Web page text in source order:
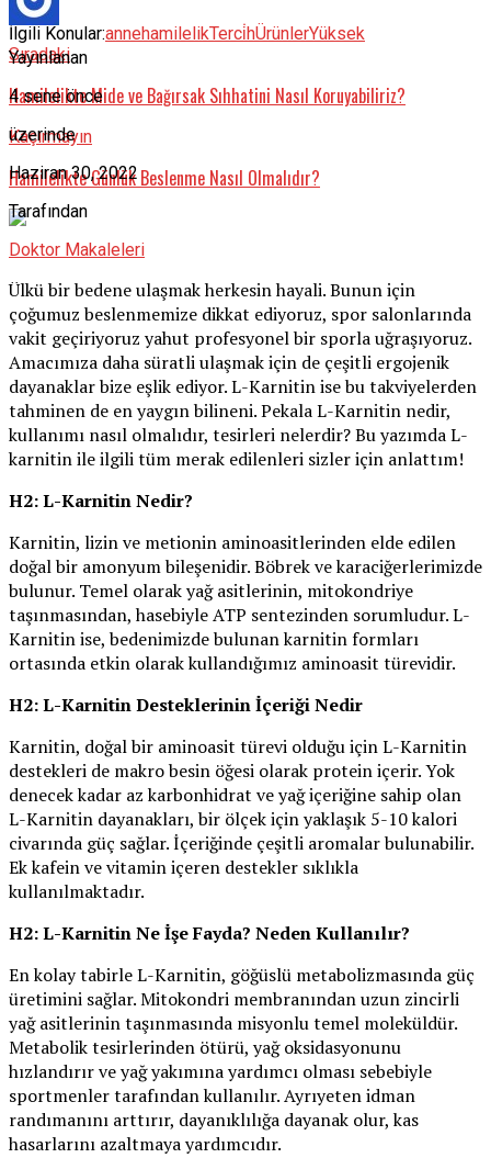
İlgili Konular:annehamilelikTerci̇hÜrünlerYüksek
Sıradaki
Hamilelikte Mide ve Bağırsak Sıhhatini Nasıl Koruyabiliriz?
Kaçırmayın
Hamilelikte Günlük Beslenme Nasıl Olmalıdır?
Yayınlanan
4 sene önce
üzerinde
Haziran 30, 2022
Tarafından
Doktor Makaleleri
Ülkü bir bedene ulaşmak herkesin hayali. Bunun için
çoğumuz beslenmemize dikkat ediyoruz, spor salonlarında
vakit geçiriyoruz yahut profesyonel bir sporla uğraşıyoruz.
Amacımıza daha süratli ulaşmak için de çeşitli ergojenik
dayanaklar bize eşlik ediyor. L-Karnitin ise bu takviyelerden
tahminen de en yaygın bilineni. Pekala L-Karnitin nedir,
kullanımı nasıl olmalıdır, tesirleri nelerdir? Bu yazımda L-
karnitin ile ilgili tüm merak edilenleri sizler için anlattım!
H2: L-Karnitin Nedir?
Karnitin, lizin ve metionin aminoasitlerinden elde edilen
doğal bir amonyum bileşenidir. Böbrek ve karaciğerlerimizde
bulunur. Temel olarak yağ asitlerinin, mitokondriye
taşınmasından, hasebiyle ATP sentezinden sorumludur. L-
Karnitin ise, bedenimizde bulunan karnitin formları
ortasında etkin olarak kullandığımız aminoasit türevidir.
H2: L-Karnitin Desteklerinin İçeriği Nedir
Karnitin, doğal bir aminoasit türevi olduğu için L-Karnitin
destekleri de makro besin öğesi olarak protein içerir. Yok
denecek kadar az karbonhidrat ve yağ içeriğine sahip olan
L-Karnitin dayanakları, bir ölçek için yaklaşık 5-10 kalori
civarında güç sağlar. İçeriğinde çeşitli aromalar bulunabilir.
Ek kafein ve vitamin içeren destekler sıklıkla
kullanılmaktadır.
H2: L-Karnitin Ne İşe Fayda? Neden Kullanılır?
En kolay tabirle L-Karnitin, göğüslü metabolizmasında güç
üretimini sağlar. Mitokondri membranından uzun zincirli
yağ asitlerinin taşınmasında misyonlu temel moleküldür.
Metabolik tesirlerinden ötürü, yağ oksidasyonunu
hızlandırır ve yağ yakımına yardımcı olması sebebiyle
sportmenler tarafından kullanılır. Ayrıyeten idman
randımanını arttırır, dayanıklılığa dayanak olur, kas
hasarlarını azaltmaya yardımcıdır.